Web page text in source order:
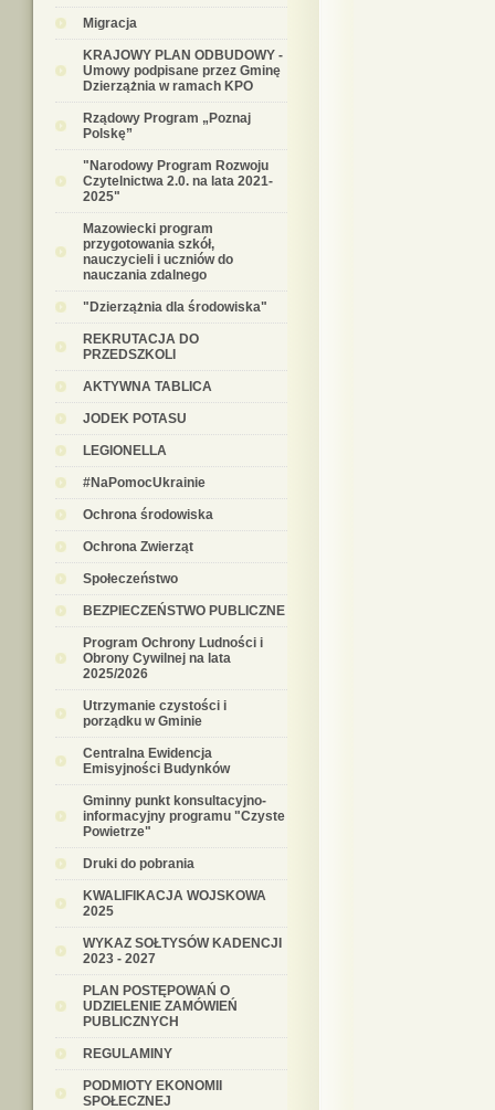
Migracja
KRAJOWY PLAN ODBUDOWY -
Umowy podpisane przez Gminę
Dzierzążnia w ramach KPO
Rządowy Program „Poznaj
Polskę”
"Narodowy Program Rozwoju
Czytelnictwa 2.0. na lata 2021-
2025"
Mazowiecki program
przygotowania szkół,
nauczycieli i uczniów do
nauczania zdalnego
"Dzierzążnia dla środowiska"
REKRUTACJA DO
PRZEDSZKOLI
AKTYWNA TABLICA
JODEK POTASU
LEGIONELLA
#NaPomocUkrainie
Ochrona środowiska
Ochrona Zwierząt
Społeczeństwo
BEZPIECZEŃSTWO PUBLICZNE
Program Ochrony Ludności i
Obrony Cywilnej na lata
2025/2026
Utrzymanie czystości i
porządku w Gminie
Centralna Ewidencja
Emisyjności Budynków
Gminny punkt konsultacyjno-
informacyjny programu "Czyste
Powietrze"
Druki do pobrania
KWALIFIKACJA WOJSKOWA
2025
WYKAZ SOŁTYSÓW KADENCJI
2023 - 2027
PLAN POSTĘPOWAŃ O
UDZIELENIE ZAMÓWIEŃ
PUBLICZNYCH
REGULAMINY
PODMIOTY EKONOMII
SPOŁECZNEJ